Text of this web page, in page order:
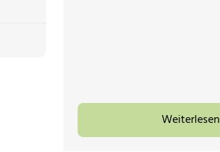
Weiterlesen